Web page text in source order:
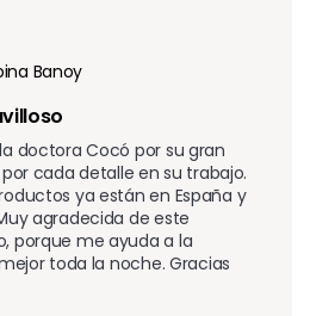
Banoy
doctora Cocó por su gran
cada detalle en su trabajo.
ya están en España y
agradecida de este
porque me ayuda a la
toda la noche. Gracias